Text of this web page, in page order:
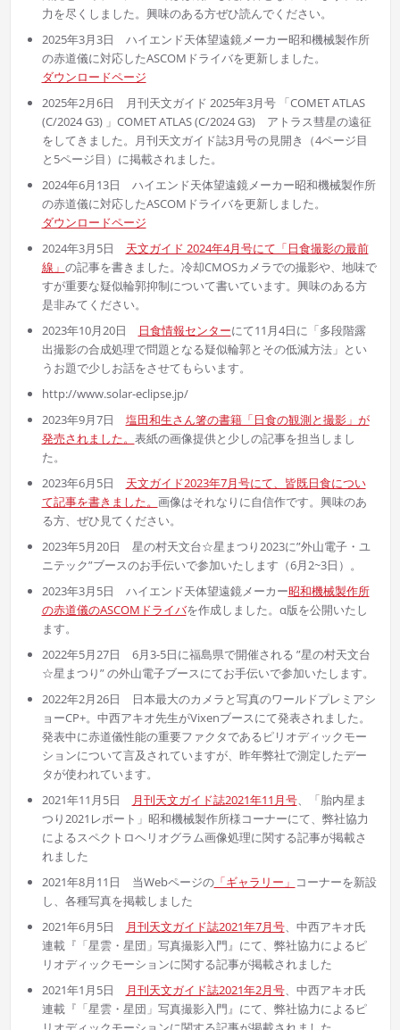
力を尽くしました。興味のある方ぜひ読んでください。
2025年3月3日 ハイエンド天体望遠鏡メーカー昭和機械製作所
の赤道儀に対応したASCOMドライバを更新しました。
ダウンロードページ
2025年2月6日 月刊天文ガイド 2025年3月号 「COMET ATLAS
(C/2024 G3) 」COMET ATLAS (C/2024 G3) アトラス彗星の遠征
をしてきました。月刊天文ガイド誌3月号の見開き（4ページ目
と5ページ目）に掲載されました。
2024年6月13日 ハイエンド天体望遠鏡メーカー昭和機械製作所
の赤道儀に対応したASCOMドライバを更新しました。
ダウンロードページ
2024年3月5日 天文ガイド 2024年4月号にて「日食撮影の最前
線」 の記事を書きました。冷却CMOSカメラでの撮影や、地味で
すが重要な疑似輪郭抑制について書いています。興味のある方
是非みてください。
2023年10月20日
日食情報センターにて11月4日に「多段階露
出撮影の合成処理で問題となる疑似輪郭とその低減方法」とい
うお題で少しお話をさせてもらいます。
http://www.solar-eclipse.jp/
2023年9月7日 塩田和生さん箸の書籍「日食の観測と撮影」が
発売されました。 表紙の画像提供と少しの記事を担当しまし
た。
2023年6月5日 天文ガイド2023年7月号にて、皆既日食につい
て記事を書きました。 画像はそれなりに自信作です。興味のあ
る方、ぜひ見てください。
2023年5月20日 星の村天文台☆星まつり2023に”外山電子・ユ
ニテック”ブースのお手伝いで参加いたします（6月2~3日）。
2023年3月5日 ハイエンド天体望遠鏡メーカー昭和機械製作所
の赤道儀のASCOMドライバを作成しました。α版を公開いたし
ます。
2022年5月27日 6月3-5日に福島県で開催される ”星の村天文台
☆星まつり” の外山電子ブースにてお手伝いで参加いたします。
2022年2月26日 日本最大のカメラと写真のワールドプレミアシ
ョーCP+。中西アキオ先生がVixenブースにて発表されました。
発表中に赤道儀性能の重要ファクタであるピリオディックモー
ションについて言及されていますが、昨年弊社で測定したデー
タが使われています。
2021年11月5日
月刊天文ガイド誌2021年11月号、「胎内星ま
つり2021レポート」昭和機械製作所様コーナーにて、弊社協力
によるスペクトロヘリオグラム画像処理に関する記事が掲載さ
れました
2021年8月11日 当Webページの「ギャラリー」 コーナーを新設
し、各種写真を掲載しました
2021年6月5日
月刊天文ガイド誌2021年7月号、中西アキオ氏
連載『「星雲・星団」写真撮影入門』にて、弊社協力によるピ
リオディックモーションに関する記事が掲載されました
2021年1月5日
月刊天文ガイド誌2021年2月号、中西アキオ氏
連載『「星雲・星団」写真撮影入門』にて、弊社協力によるピ